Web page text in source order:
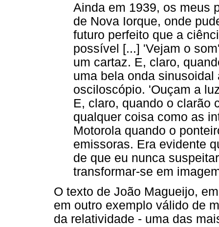
Ainda em 1939, os meus
de Nova Iorque, onde
futuro perfeito que a
possível [...] 'Vejam o
um cartaz. E, claro,
uma bela onda
osciloscópio. 'Ouçam a
E, claro, quando o clarão
qualquer coisa como as
Motorola quando o
emissoras. Era evidente
de que eu nunca
transformar-se em
O texto de João Magueijo,
em outro exemplo válido de
da relatividade - uma das